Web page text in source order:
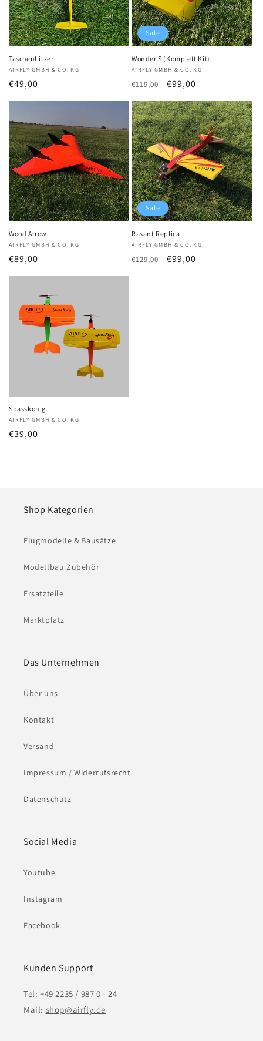
Taschenflitzer
Anbieter:
AIRFLY GMBH & CO. KG
Normaler
€49,00
Sale
Wonder S (Komplett Kit)
Anbieter:
AIRFLY GMBH & CO. KG
Normaler
€119,00 Verkaufspreis
€99,00
Wood Arrow
Anbieter:
AIRFLY GMBH & CO. KG
Normaler
€89,00
Sale
Rasant Replica
Anbieter:
AIRFLY GMBH & CO. KG
Normaler
€129,00 Verkaufspreis
€99,00
Spasskönig
Anbieter:
AIRFLY GMBH & CO. KG
Normaler
€39,00
Shop Kategorien
Flugmodelle & Bausätze
Modellbau Zubehör
Ersatzteile
Marktplatz
Das Unternehmen
Über uns
Kontakt
Versand
Impressum / Widerrufsrecht
Datenschutz
Social Media
Youtube
Instagram
Facebook
Kunden Support
Tel: +49 2235 / 987 0 - 24
Mail: shop@airfly.de